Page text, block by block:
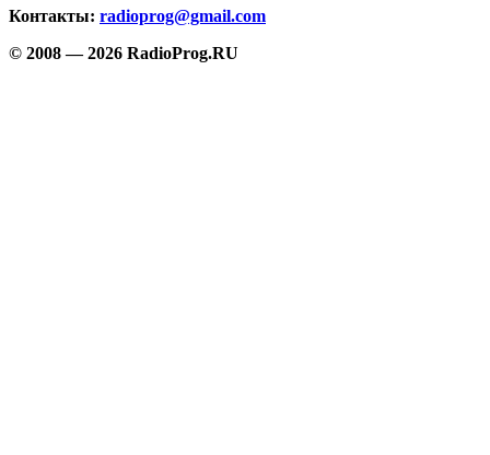
Контакты: radioprog@gmail.com
© 2008 — 2026 RadioProg.RU